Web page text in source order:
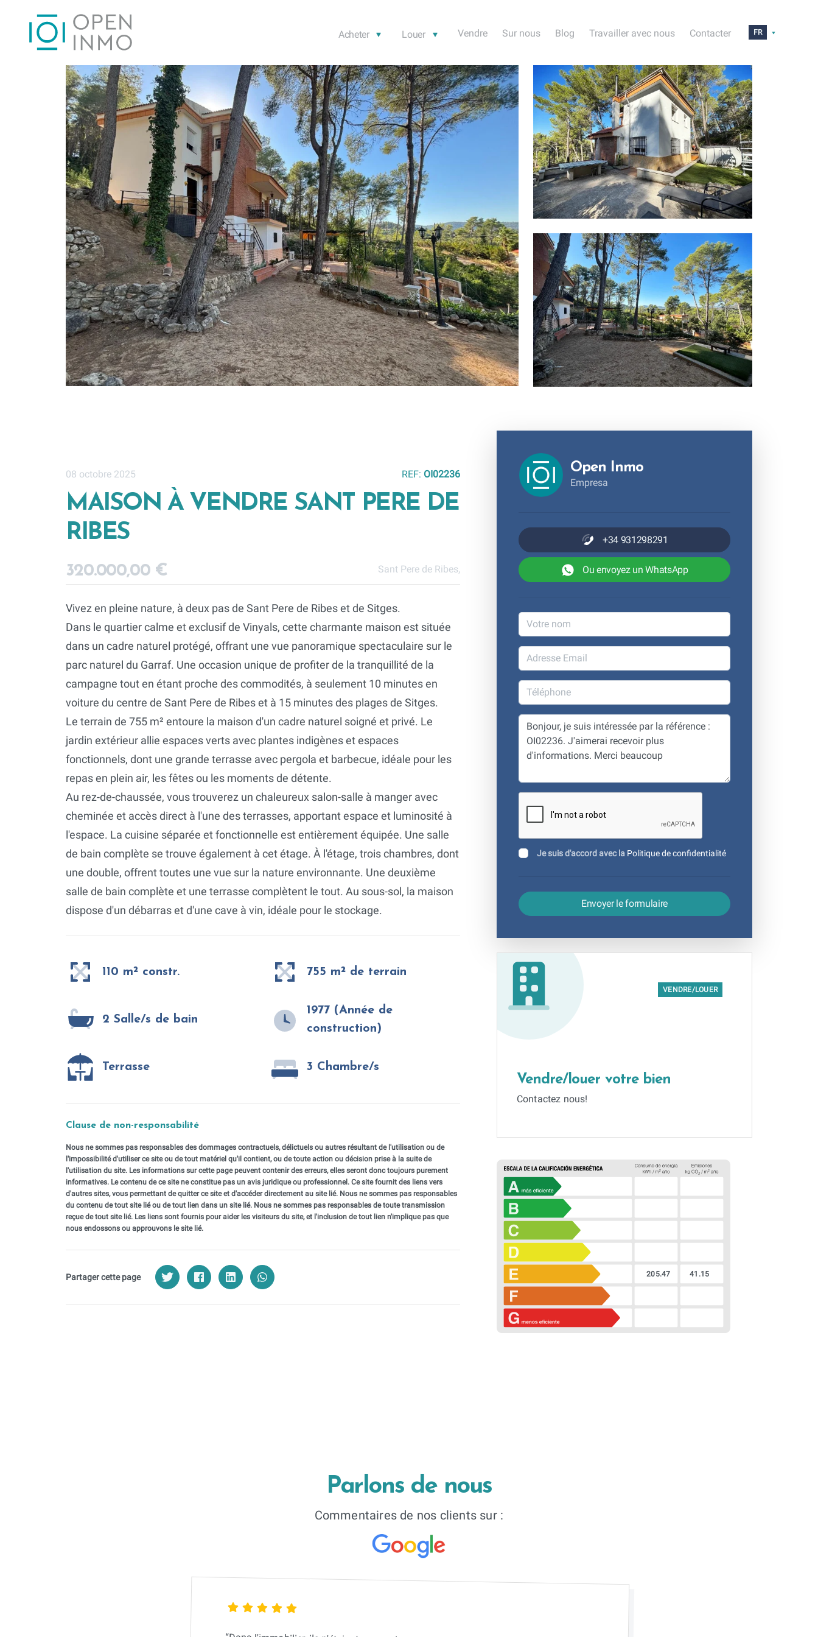
Acheter Louer Vendre Sur nous Blog Travailler avec nous Contacter FR
08 octobre 2025 REF: OI02236
MAISON À VENDRE SANT PERE DE
RIBES
320.000,00 € Sant Pere de Ribes,
Vivez en pleine nature, à deux pas de Sant Pere de Ribes et de Sitges.
Dans le quartier calme et exclusif de Vinyals, cette charmante maison est située
dans un cadre naturel protégé, offrant une vue panoramique spectaculaire sur le
parc naturel du Garraf. Une occasion unique de profiter de la tranquillité de la
campagne tout en étant proche des commodités, à seulement 10 minutes en
voiture du centre de Sant Pere de Ribes et à 15 minutes des plages de Sitges.
Le terrain de 755 m² entoure la maison d'un cadre naturel soigné et privé. Le
jardin extérieur allie espaces verts avec plantes indigènes et espaces
fonctionnels, dont une grande terrasse avec pergola et barbecue, idéale pour les
repas en plein air, les fêtes ou les moments de détente.
Au rez-de-chaussée, vous trouverez un chaleureux salon-salle à manger avec
cheminée et accès direct à l'une des terrasses, apportant espace et luminosité à
l'espace. La cuisine séparée et fonctionnelle est entièrement équipée. Une salle
de bain complète se trouve également à cet étage. À l'étage, trois chambres, dont
une double, offrent toutes une vue sur la nature environnante. Une deuxième
salle de bain complète et une terrasse complètent le tout. Au sous-sol, la maison
dispose d'un débarras et d'une cave à vin, idéale pour le stockage.
110 m² constr. 755 m² de terrain
2 Salle/s de bain
1977 (Année de
construction)
Terrasse 3 Chambre/s
Clause de non-responsabilité
Nous ne sommes pas responsables des dommages contractuels, délictuels ou autres résultant de l'utilisation ou de
l'impossibilité d'utiliser ce site ou de tout matériel qu'il contient, ou de toute action ou décision prise à la suite de
l'utilisation du site. Les informations sur cette page peuvent contenir des erreurs, elles seront donc toujours purement
informatives. Le contenu de ce site ne constitue pas un avis juridique ou professionnel. Ce site fournit des liens vers
d'autres sites, vous permettant de quitter ce site et d'accéder directement au site lié. Nous ne sommes pas responsables
du contenu de tout site lié ou de tout lien dans un site lié. Nous ne sommes pas responsables de toute transmission
reçue de tout site lié. Les liens sont fournis pour aider les visiteurs du site, et l'inclusion de tout lien n'implique pas que
nous endossons ou approuvons le site lié.
Partager cette page
Open Inmo
Empresa
+34 931298291
Ou envoyez un WhatsApp
Je suis d'accord avec la Politique de confidentialité
Envoyer le formulaire
VENDRE/LOUER
Vendre/louer votre bien
Contactez nous!
205.47 41.15
Parlons de nous
Commentaires de nos clients sur :